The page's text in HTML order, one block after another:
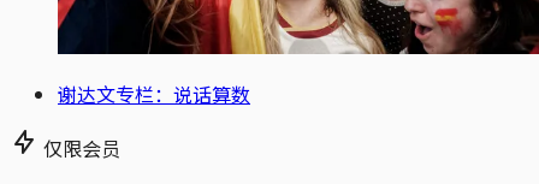
谢达文专栏：说话算数
仅限会员